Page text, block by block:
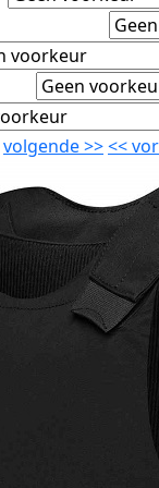
volgende>><<